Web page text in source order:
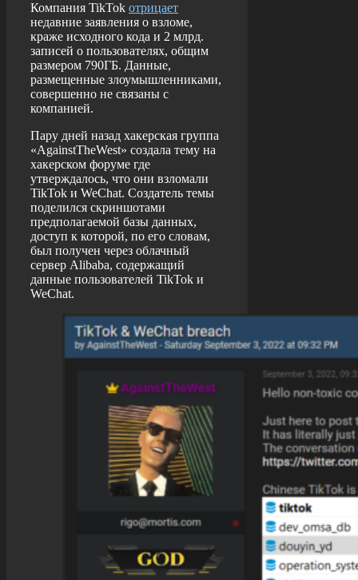
Компания TikTok отрицает
недавние заявления о взломе,
краже исходного кода и 2 млрд.
записей о пользователях, общим
размером 790ГБ. Данные,
размещенные злоумышленниками,
совершенно не связаны с
компанией.
Пару дней назад хакерская группа
«AgainstTheWest» создала тему на
хакерском форуме где
утверждалось, что они взломали
TikTok и WeChat. Создатель темы
поделился скриншотами
предполагаемой базы данных,
доступ к которой, по его словам,
был получен через облачный
сервер Alibaba, содержащий
данные пользователей TikTok и
WeChat.